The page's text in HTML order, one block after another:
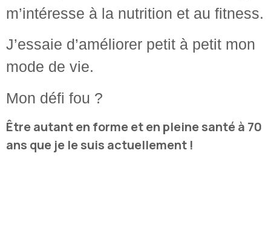
m’intéresse à la nutrition et au fitness.
J’essaie d’améliorer petit à petit mon
mode de vie.
Mon défi fou ?
Être autant en forme et en pleine santé à 70
ans que je le suis actuellement !